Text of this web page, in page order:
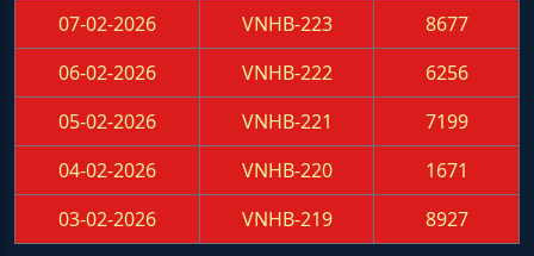
07-02-2026
VNHB-223
8677
06-02-2026
VNHB-222
6256
05-02-2026
VNHB-221
7199
04-02-2026
VNHB-220
1671
03-02-2026
VNHB-219 8927